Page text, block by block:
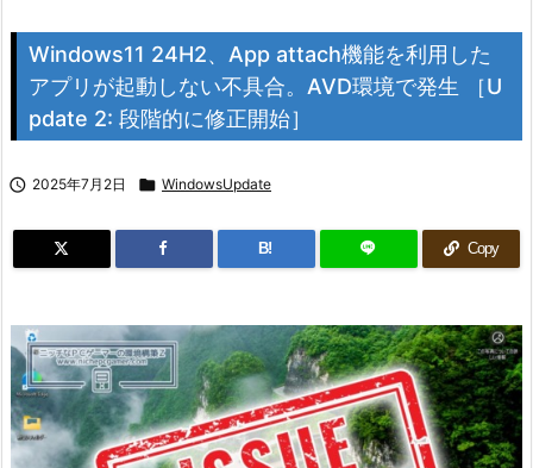
Windows11 24H2、App attach機能を利用した
アプリが起動しない不具合。AVD環境で発生 ［U
pdate 2: 段階的に修正開始］
 2025年7月2日  WindowsUpdate
B! Copy